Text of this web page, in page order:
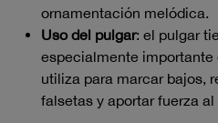
ornamentación melódica.
Uso del pulgar: el pulgar
especialmente importante
utiliza para marcar bajos,
falsetas y aportar fuerza al